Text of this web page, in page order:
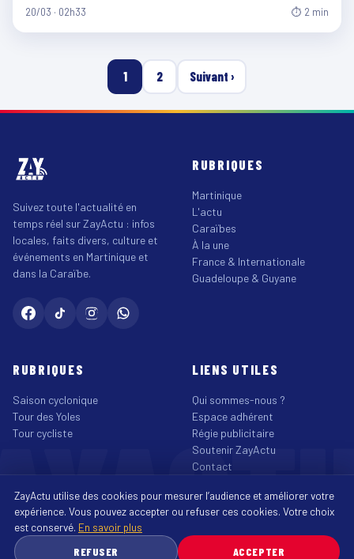
20/03 · 02h33 ⏱ 2 min
1 2 Suivant ›
Suivez toute l'actualité en
temps réel sur ZayActu : infos
locales, faits divers, culture et
événements en Martinique et
dans la Caraïbe.
RUBRIQUES
Martinique
L'actu
Caraïbes
À la une
France & Internationale
Guadeloupe & Guyane
RUBRIQUES
Saison cyclonique
Tour des Yoles
Tour cycliste
LIENS UTILES
Qui sommes-nous ?
Espace adhérent
Régie publicitaire
Soutenir ZayActu
Contact
Agency
Mentions légalesConfidentialitéCookiesCGUAccessibilité ↑
ZayActu utilise des cookies pour mesurer l’audience et améliorer votre
expérience. Vous pouvez accepter ou refuser ces cookies. Votre choix
est conservé. En savoir plus
REFUSER
ACCEPTER